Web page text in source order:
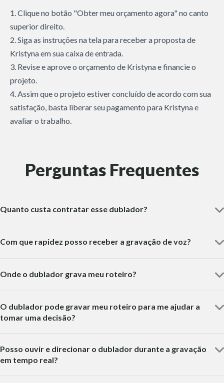
1. Clique no botão "Obter meu orçamento agora" no canto
superior direito.
2. Siga as instruções na tela para receber a proposta de
Kristyna em sua caixa de entrada.
3. Revise e aprove o orçamento de Kristyna e financie o
projeto.
4. Assim que o projeto estiver concluído de acordo com sua
satisfação, basta liberar seu pagamento para Kristyna e
avaliar o trabalho.
Perguntas Frequentes
Quanto custa contratar esse dublador?
Com que rapidez posso receber a gravação de voz?
Onde o dublador grava meu roteiro?
O dublador pode gravar meu roteiro para me ajudar a
tomar uma decisão?
Posso ouvir e direcionar o dublador durante a gravação
em tempo real?